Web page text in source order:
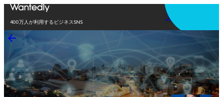
400万人が利用するビジネスSNS
アプリを使う